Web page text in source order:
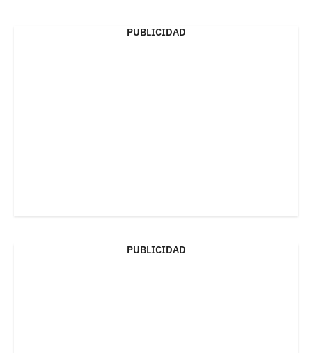
PUBLICIDAD
PUBLICIDAD